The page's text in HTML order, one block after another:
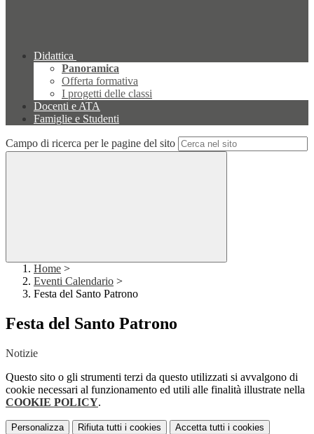
Didattica
Panoramica
Offerta formativa
I progetti delle classi
Docenti e ATA
Famiglie e Studenti
Campo di ricerca per le pagine del sito
Home >
Eventi Calendario >
Festa del Santo Patrono
Festa del Santo Patrono
Notizie
Questo sito o gli strumenti terzi da questo utilizzati si avvalgono di
cookie necessari al funzionamento ed utili alle finalità illustrate nella
COOKIE POLICY.
Personalizza Rifiuta tutti i cookies Accetta tutti i cookies